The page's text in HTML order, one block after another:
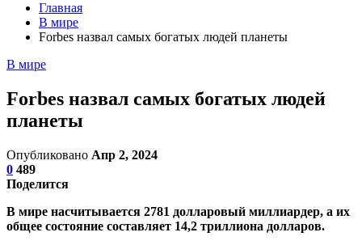
Главная
В мире
Forbes назвал самых богатых людей планеты
В мире
Forbes назвал самых богатых людей
планеты
Опубликовано Апр 2, 2024
0 489
Поделится
В мире насчитывается 2781 долларовый миллиардер, а их
общее состояние составляет 14,2 триллиона долларов.